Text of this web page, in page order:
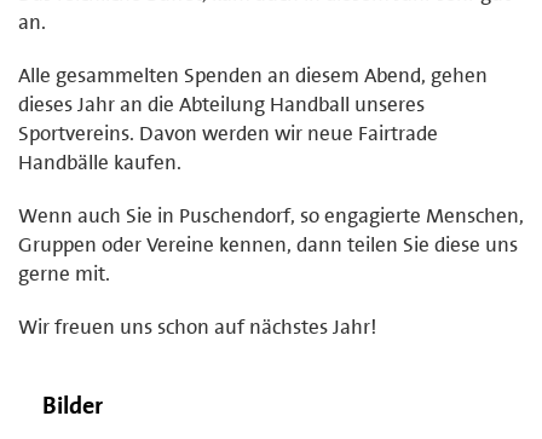
an.
Alle gesammelten Spenden an diesem Abend, gehen
dieses Jahr an die Abteilung Handball unseres
Sportvereins. Davon werden wir neue Fairtrade
Handbälle kaufen.
Wenn auch Sie in Puschendorf, so engagierte Menschen,
Gruppen oder Vereine kennen, dann teilen Sie diese uns
gerne mit.
Wir freuen uns schon auf nächstes Jahr!
Bilder